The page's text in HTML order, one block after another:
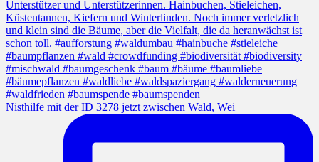
Nisthilfe mit der ID 3278 jetzt zwischen Wald, Wei